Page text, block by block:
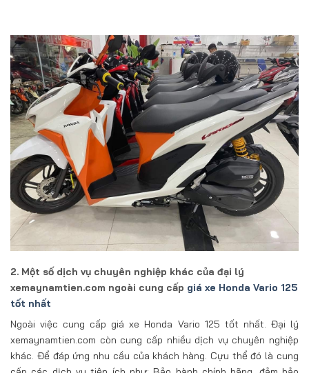
2. Một số dịch vụ chuyên nghiệp khác của đại lý
xemaynamtien.com ngoài cung cấp giá xe Honda Vario 125
tốt nhất
Ngoài việc cung cấp giá xe Honda Vario 125 tốt nhất. Đại lý
xemaynamtien.com còn cung cấp nhiều dịch vụ chuyên nghiệp
khác. Để đáp ứng nhu cầu của khách hàng. Cựu thể đó là cung